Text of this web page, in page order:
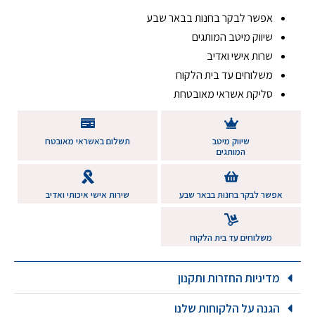
אפשר לבקר בחנות בבאר שבע
שיווק מיטב המותגים
שרות אישי ואדיב
משלוחים עד בית הלקוח
סליקת אשראי מאובטחת
שיווק מיטב
המותגים
תשלום באשראי מאובטח
אפשר לבקר בחנות בבאר שבע שירות אישי איכותי ואדיב
משלוחים עד בית הלקוח
מדיניות החזרות ותקנון
הגנה על הלקוחות שלנו